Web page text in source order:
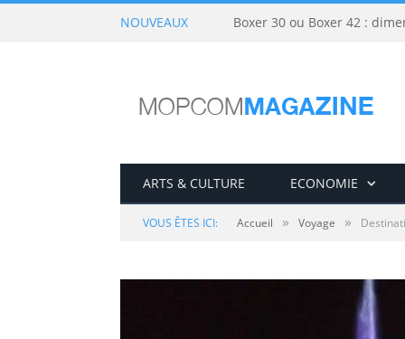
NOUVEAUX Boxer 30 ou Boxer 42 :
ARTS & CULTURE ECONOMIE
VOUS ÊTES ICI: Accueil » Voyage »